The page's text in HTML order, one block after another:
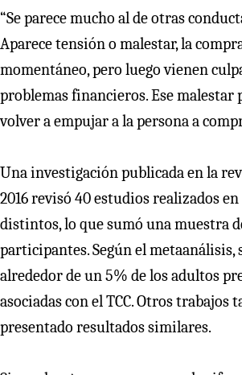
“Se parece mucho al de otras
Aparece tensión o malestar, la
momentáneo, pero luego vienen
problemas financieros. Ese malestar
volver a empujar a la persona a
Una investigación publicada en la
2016 revisó 40 estudios realizados en
distintos, lo que sumó una muestra
participantes. Según el metaanálisis,
alrededor de un 5% de los adultos
asociadas con el TCC. Otros trabajos
presentado resultados similares.